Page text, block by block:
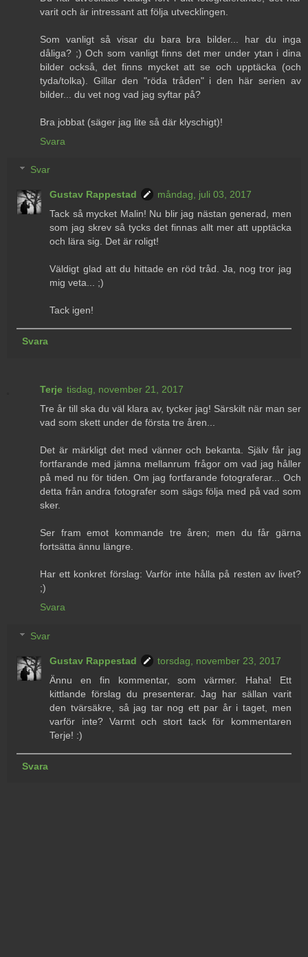
varit och är intressant att följa utvecklingen.
Som vanligt så visar du bara bra bilder... har du inga
dåliga? ;) Och som vanligt finns det mer under ytan i dina
bilder också, det finns mycket att se och upptäcka (och
tyda/tolka). Gillar den "röda tråden" i den här serien av
bilder... du vet nog vad jag syftar på?
Bra jobbat (säger jag lite så där klyschigt)!
Svara
Svar
Gustav Rappestad
måndag, juli 03, 2017
Tack så mycket Malin! Nu blir jag nästan generad, men
som jag skrev så tycks det finnas allt mer att upptäcka
och lära sig. Det är roligt!
Väldigt glad att du hittade en röd tråd. Ja, nog tror jag
mig veta... ;)
Tack igen!
Svara
Terje tisdag, november 21, 2017
Tre år till ska du väl klara av, tycker jag! Särskilt när man ser
vad som skett under de första tre åren...
Det är märkligt det med vänner och bekanta. Själv får jag
fortfarande med jämna mellanrum frågor om vad jag håller
på med nu för tiden. Om jag fortfarande fotograferar... Och
detta från andra fotografer som sägs följa med på vad som
sker.
Ser fram emot kommande tre åren; men du får gärna
fortsätta ännu längre.
Har ett konkret förslag: Varför inte hålla på resten av livet?
;)
Svara
Svar
Gustav Rappestad
torsdag, november 23, 2017
Ännu en fin kommentar, som värmer. Haha! Ett
kittlande förslag du presenterar. Jag har sällan varit
den tvärsäkre, så jag tar nog ett par år i taget, men
varför inte? Varmt och stort tack för kommentaren
Terje! :)
Svara